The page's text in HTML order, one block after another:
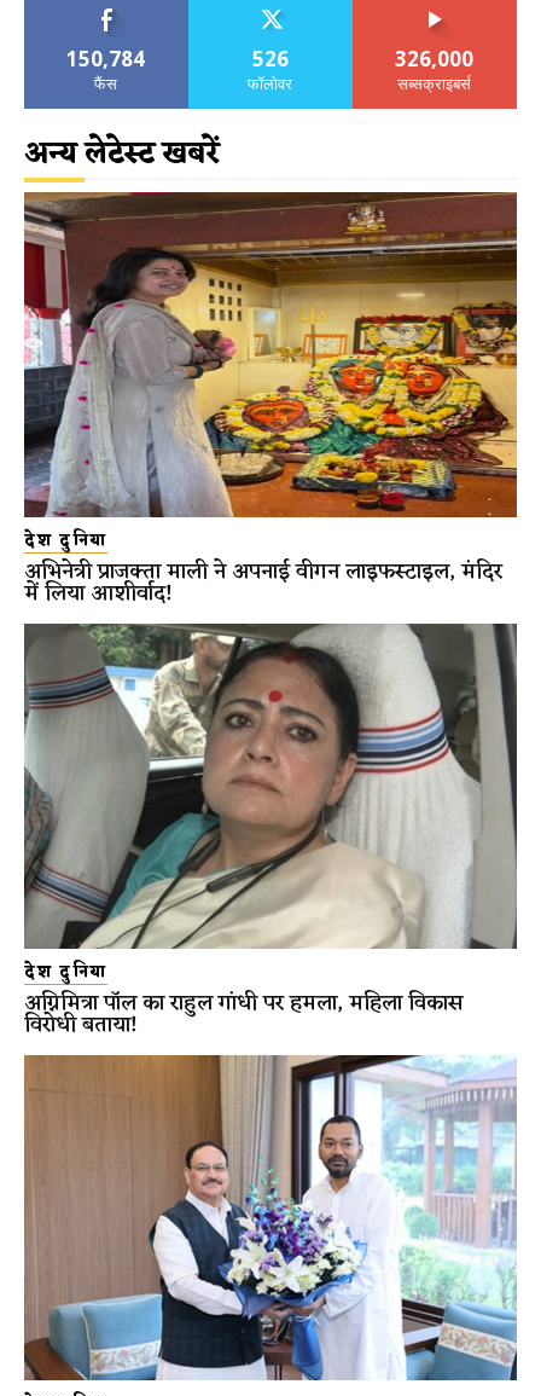
150,784
फैंस
526
फॉलोवर
326,000
सब्सक्राइबर्स
अन्य लेटेस्ट खबरें
देश दुनिया
अभिनेत्री प्राजक्ता माली ने अपनाई वीगन लाइफस्टाइल, मंदिर
में लिया आशीर्वाद!
देश दुनिया
अग्निमित्रा पॉल का राहुल गांधी पर हमला, महिला विकास
विरोधी बताया!